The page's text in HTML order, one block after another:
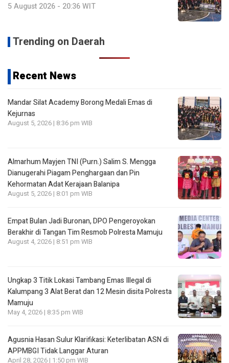
5 August 2026 - 20:36 WIT
Trending on Daerah
Recent News
Mandar Silat Academy Borong Medali Emas di
Kejurnas
August 5, 2026 | 8:36 pm WIB
Almarhum Mayjen TNI (Purn.) Salim S. Mengga
Dianugerahi Piagam Penghargaan dan Pin
Kehormatan Adat Kerajaan Balanipa
August 5, 2026 | 8:01 pm WIB
Empat Bulan Jadi Buronan, DPO Pengeroyokan
Berakhir di Tangan Tim Resmob Polresta Mamuju
August 4, 2026 | 8:51 pm WIB
Ungkap 3 Titik Lokasi Tambang Emas Illegal di
Kalumpang 3 Alat Berat dan 12 Mesin disita Polresta
Mamuju
May 4, 2026 | 8:35 pm WIB
Agusnia Hasan Sulur Klarifikasi: Keterlibatan ASN di
APPMBGI Tidak Langgar Aturan
April 28, 2026 | 1:50 pm WIB